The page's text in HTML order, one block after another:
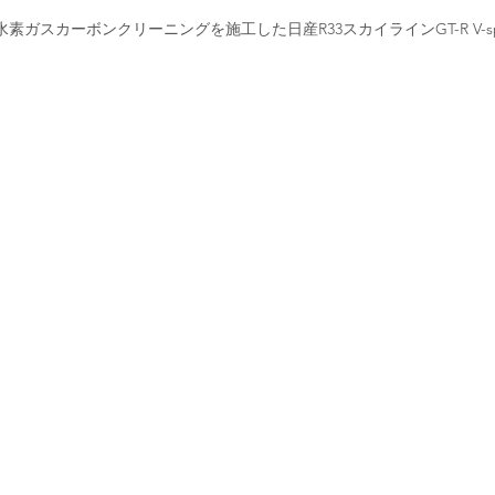
素ガスカーボンクリーニングを施工した日産R33スカイラインGT-R V-